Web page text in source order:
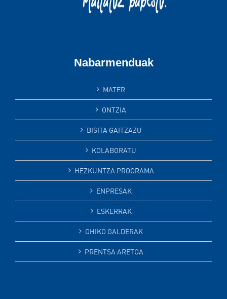
Nabarmenduak
MATER
ONTZIA
BISITA GAITZAZU
KOLABORATU
HEZKUNTZA PROGRAMA
ENPRESAK
ESKERRAK
OHIKO GALDERAK
PRENTSA ARETOA